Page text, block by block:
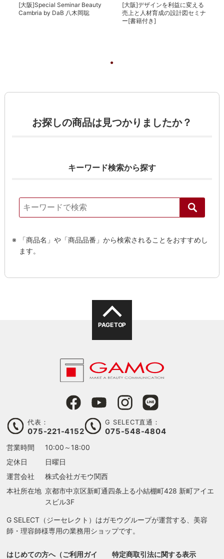
[大阪]Special Seminar Beauty
Cambria by DaB 八木岡聡
[大阪]デザインを利益に変える
売上と人材育成の設計図セミナ
ー[書籍付き]
お探しの商品は見つかりましたか？
キーワード検索から探す
「商品名」や「商品品番」から検索されることをおすすめし
ます。
PAGE TOP
代表：
075-221-4152
G SELECT直通：
075-548-4804
営業時間
10:00～18:00
定休日
日曜日
運営会社
株式会社ガモウ関西
本社所在地 京都市中京区新町通四条上る小結棚町428 新町アイエ
スビル3F
G SELECT（ジーセレクト）はガモウグループが運営する、美容
師・理容師様専用の業務用ショップです。
はじめての方へ（ご利用ガイ 特定商取引法に関する表示